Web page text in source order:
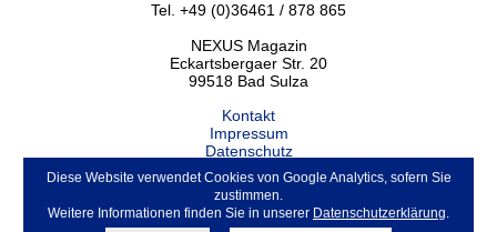
Tel. +49 (0)36461 / 878 865
NEXUS Magazin
Eckartsbergaer Str. 20
99518 Bad Sulza
Kontakt
Impressum
Datenschutz
Haftungsausschluss
ABO kündigen
Diese Website verwendet Cookies von Google Analytics, sofern Sie
zustimmen.
Weitere Informationen finden Sie in unserer Datenschutzerklärung.